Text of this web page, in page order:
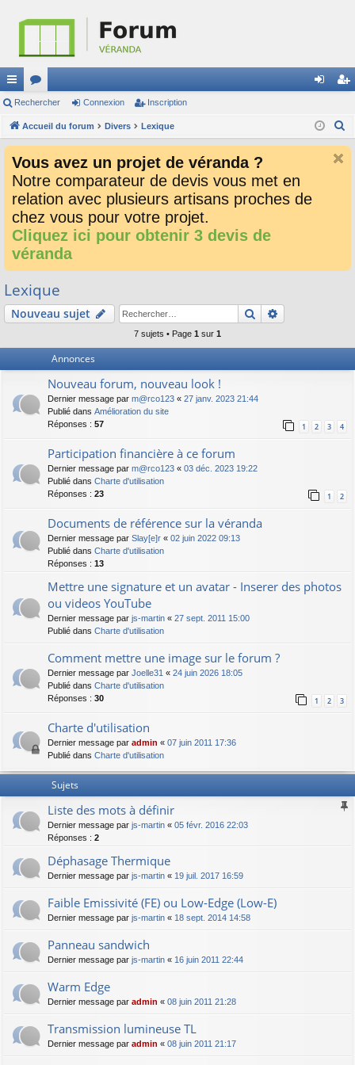
ac
co
ci
or
u
s
ne cri
Rechercher Connexion Inscription
Accueil du forum Divers Lexique
Vous avez un projet de véranda ?
Notre comparateur de devis vous met en
relation avec plusieurs artisans proches de
chez vous pour votre projet.
Cliquez ici pour obtenir 3 devis de
véranda
Lexique
Nouveau sujet Rechercher
7 sujets • Page 1 sur 1
Annonces
Nouveau forum, nouveau look !
Dernier message par m@rco123 « 27 janv. 2023 21:44
Publié dans Amélioration du site
Réponses : 57 1 2 3 4
Participation financière à ce forum
Dernier message par m@rco123 « 03 déc. 2023 19:22
Publié dans Charte d'utilisation
Réponses : 23 1 2
Documents de référence sur la véranda
Dernier message par Slay[e]r « 02 juin 2022 09:13
Publié dans Charte d'utilisation
Réponses : 13
Mettre une signature et un avatar - Inserer des photos
ou videos YouTube
Dernier message par js-martin « 27 sept. 2011 15:00
Publié dans Charte d'utilisation
Comment mettre une image sur le forum ?
Dernier message par Joelle31 « 24 juin 2026 18:05
Publié dans Charte d'utilisation
Réponses : 30 1 2 3
Charte d'utilisation
Dernier message par admin « 07 juin 2011 17:36
Publié dans Charte d'utilisation
Sujets
Liste des mots à définir
Dernier message par js-martin « 05 févr. 2016 22:03
Réponses : 2
Déphasage Thermique
Dernier message par js-martin « 19 juil. 2017 16:59
Faible Emissivité (FE) ou Low-Edge (Low-E)
Dernier message par js-martin « 18 sept. 2014 14:58
Panneau sandwich
Dernier message par js-martin « 16 juin 2011 22:44
Warm Edge
Dernier message par admin « 08 juin 2011 21:28
Transmission lumineuse TL
Dernier message par admin « 08 juin 2011 21:17